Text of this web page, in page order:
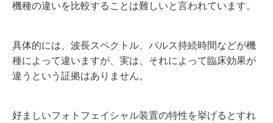
機種の違いを比較することは難しいと言われています。
具体的には、波長スペクトル、パルス持続時間などが機
種によって違いますが、実は、それによって臨床効果が
違うという証拠はありません。
好ましいフォトフェイシャル装置の特性を挙げるとすれ